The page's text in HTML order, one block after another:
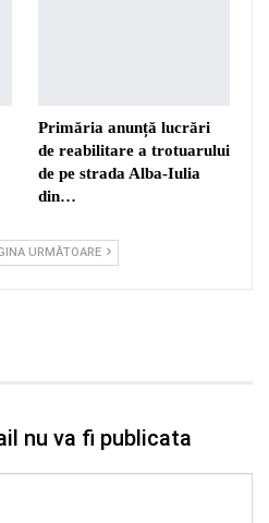
Primăria anunță lucrări
de reabilitare a trotuarului
de pe strada Alba-Iulia
din…
URMĂTOARE
nu va fi publicata